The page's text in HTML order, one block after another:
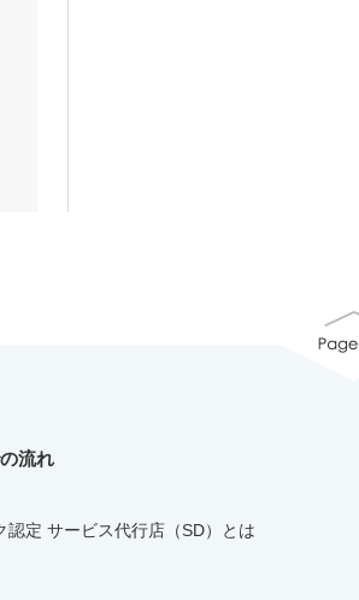
流れ
認定 サービス代行店（SD）とは